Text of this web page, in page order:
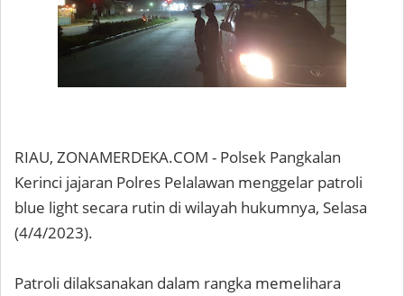
RIAU, ZONAMERDEKA.COM - Polsek Pangkalan
Kerinci jajaran Polres Pelalawan menggelar patroli
blue light secara rutin di wilayah hukumnya, Selasa
(4/4/2023).
Patroli dilaksanakan dalam rangka memelihara